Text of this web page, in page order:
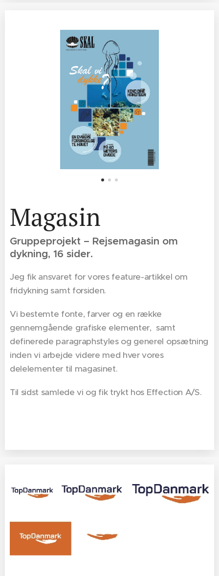
Magasin
Gruppeprojekt – Rejsemagasin om
dykning, 16 sider.
Jeg fik ansvaret for vores feature-artikkel om
fridykning samt forsiden.
Vi bestemte fonte, farver og en række
gennemgående grafiske elementer, samt
definerede paragraphstyles og generel opsætning
inden vi arbejde videre med hver vores
delelementer til magasinet.
Til sidst samlede vi og fik trykt hos Effection A/S.